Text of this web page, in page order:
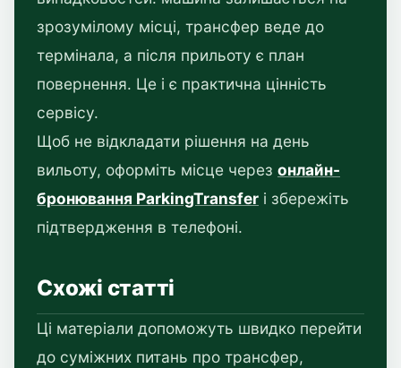
зрозумілому місці, трансфер веде до
термінала, а після прильоту є план
повернення. Це і є практична цінність
сервісу.
Щоб не відкладати рішення на день
вильоту, оформіть місце через онлайн-
бронювання ParkingTransfer і збережіть
підтвердження в телефоні.
Схожі статті
Ці матеріали допоможуть швидко перейти
до суміжних питань про трансфер,